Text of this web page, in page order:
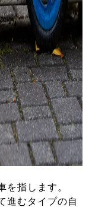
を指します。
進むタイプの自